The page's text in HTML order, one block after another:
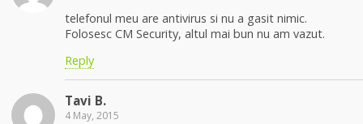
telefonul meu are antivirus si nu a gasit nimic.
Folosesc CM Security, altul mai bun nu am vazut.
Reply
Tavi B.
4 May, 2015